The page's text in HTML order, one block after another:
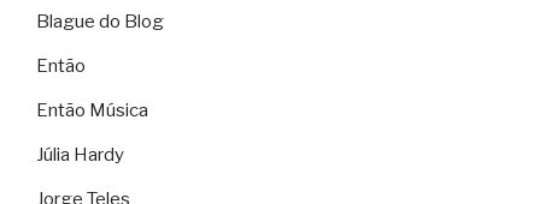
Blague do Blog
Então
Então Música
Júlia Hardy
Jorge Teles